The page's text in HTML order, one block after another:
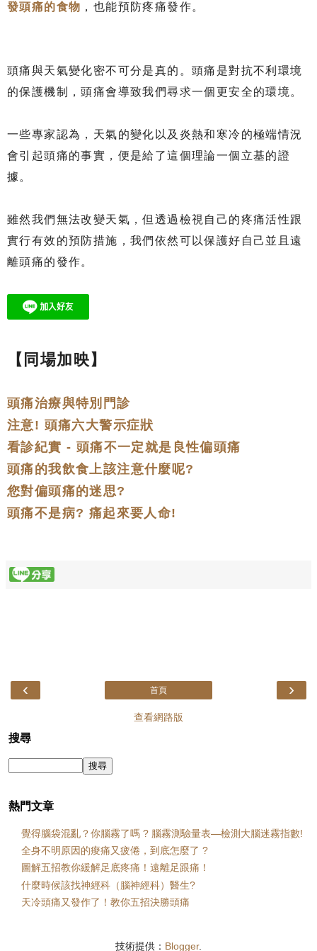
發頭痛的食物 ，也能預防疼痛發作。
頭痛與天氣變化密不可分是真的。頭痛是對抗不利環境
的保護機制，頭痛會導致我們尋求一個更安全的環境。
一些專家認為，天氣的變化以及炎熱和寒冷的極端情況
會引起頭痛的事實，便是給了這個理論一個立基的證
據。
雖然我們無法改變天氣，但透過檢視自己的疼痛活性跟
實行有效的預防措施，我們依然可以保護好自己並且遠
離頭痛的發作。
【同場加映】
頭痛治療與特別門診
注意! 頭痛六大警示症狀
看診紀實 - 頭痛不一定就是良性偏頭痛
頭痛的我飲食上該注意什麼呢?
您對偏頭痛的迷思?
頭痛不是病? 痛起來要人命!
‹ ›
首頁
查看網路版
搜尋
熱門文章
覺得腦袋混亂？你腦霧了嗎 ? 腦霧測驗量表—檢測大腦迷霧指數!
全身不明原因的痠痛又疲倦，到底怎麼了 ?
圖解五招教你緩解足底疼痛！遠離足跟痛！
什麼時候該找神經科（腦神經科）醫生?
天冷頭痛又發作了！教你五招決勝頭痛
技術提供： Blogger.